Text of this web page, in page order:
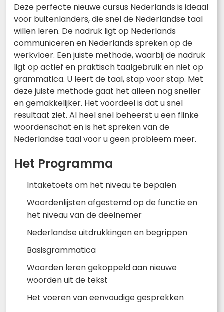
Deze perfecte nieuwe cursus Nederlands is ideaal
voor buitenlanders, die snel de Nederlandse taal
willen leren. De nadruk ligt op Nederlands
communiceren en Nederlands spreken op de
werkvloer. Een juiste methode, waarbij de nadruk
ligt op actief en praktisch taalgebruik en niet op
grammatica. U leert de taal, stap voor stap. Met
deze juiste methode gaat het alleen nog sneller
en gemakkelijker. Het voordeel is dat u snel
resultaat ziet. Al heel snel beheerst u een flinke
woordenschat en is het spreken van de
Nederlandse taal voor u geen probleem meer.
Het Programma
Intaketoets om het niveau te bepalen
Woordenlijsten afgestemd op de functie en
het niveau van de deelnemer
Nederlandse uitdrukkingen en begrippen
Basisgrammatica
Woorden leren gekoppeld aan nieuwe
woorden uit de tekst
Het voeren van eenvoudige gesprekken